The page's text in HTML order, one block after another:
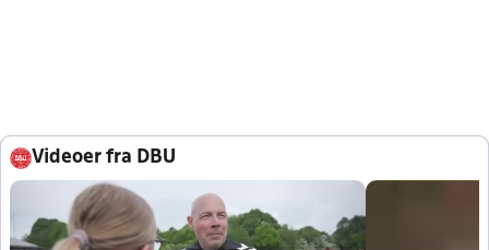
Videoer fra DBU